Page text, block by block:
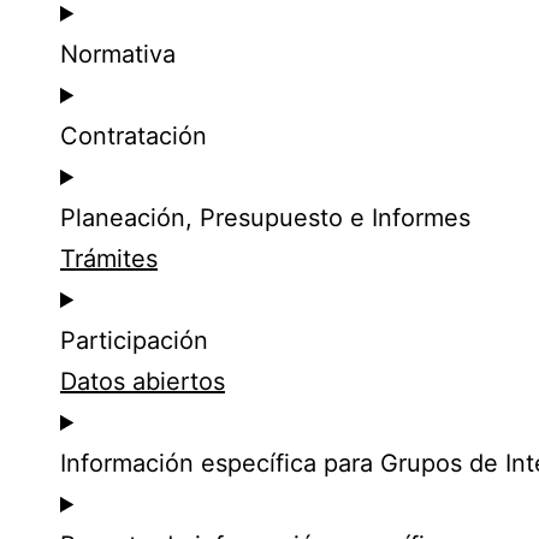
Normativa
Contratación
Planeación, Presupuesto e Informes
Trámites
Participación
Datos abiertos
Información específica para Grupos de